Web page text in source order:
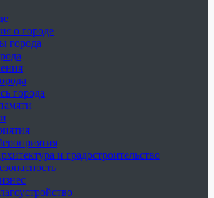
о городе
города
города
и градостроительство